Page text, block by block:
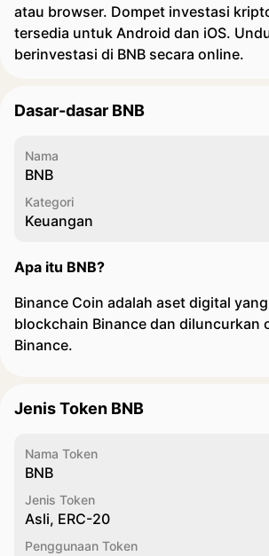
atau browser. Dompet investasi
tersedia untuk Android dan iOS.
berinvestasi di BNB secara online.
Dasar-dasar BNB
Nama
BNB
Kategori
Keuangan
Apa itu BNB?
Binance Coin adalah aset digital
blockchain Binance dan diluncurkan
Binance.
Jenis Token BNB
Nama Token
BNB
Jenis Token
Asli, ERC-20
Penggunaan Token